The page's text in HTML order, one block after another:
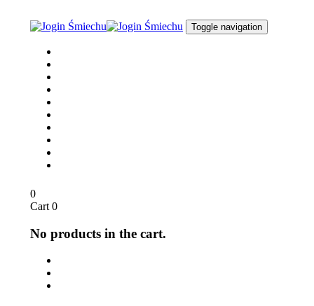
Toggle navigation
0
Cart 0
No products in the cart.